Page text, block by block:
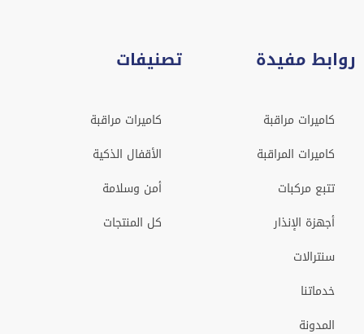
مفيدة
كاميرات مراقبة
كاميرات المراقبة
تتبع مركبات
أجهزة الإنذار
سنترالات
خدماتنا
المدونة
تصنيفات
كاميرات مراقبة
الأقفال الذكية
أمن وسلامة
كل المنتجات